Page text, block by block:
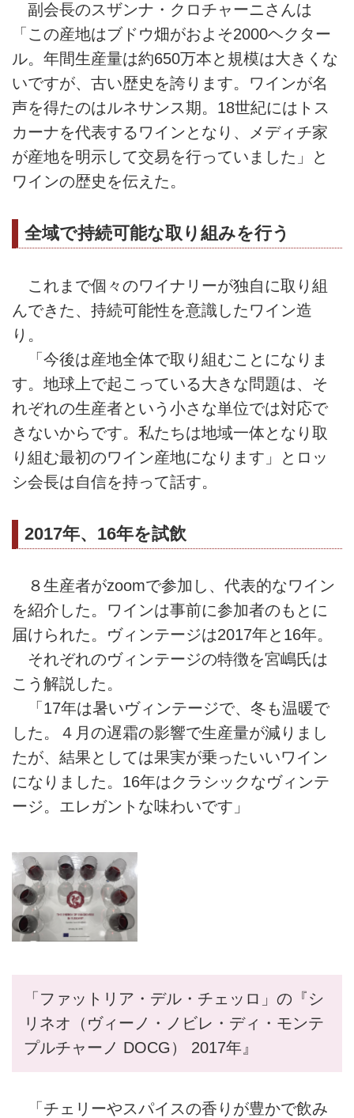
副会長のスザンナ・クロチャーニさんは
「この産地はブドウ畑がおよそ2000ヘクター
ル。年間生産量は約650万本と規模は大きくな
いですが、古い歴史を誇ります。ワインが名
声を得たのはルネサンス期。18世紀にはトス
カーナを代表するワインとなり、メディチ家
が産地を明示して交易を行っていました」と
ワインの歴史を伝えた。
全域で持続可能な取り組みを行う
これまで個々のワイナリーが独自に取り組
んできた、持続可能性を意識したワイン造
り。
「今後は産地全体で取り組むことになりま
す。地球上で起こっている大きな問題は、そ
れぞれの生産者という小さな単位では対応で
きないからです。私たちは地域一体となり取
り組む最初のワイン産地になります」とロッ
シ会長は自信を持って話す。
2017年、16年を試飲
８生産者がzoomで参加し、代表的なワイン
を紹介した。ワインは事前に参加者のもとに
届けられた。ヴィンテージは2017年と16年。
それぞれのヴィンテージの特徴を宮嶋氏は
こう解説した。
「17年は暑いヴィンテージで、冬も温暖で
した。４月の遅霜の影響で生産量が減りまし
たが、結果としては果実が乗ったいいワイン
になりました。16年はクラシックなヴィンテ
ージ。エレガントな味わいです」
「ファットリア・デル・チェッロ」の『シ
リネオ（ヴィーノ・ノビレ・ディ・モンテ
プルチャーノ DOCG） 2017年』
「チェリーやスパイスの香りが豊かで飲み